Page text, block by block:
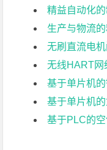
精益自动化
生产与物流
无刷直流电机闭
无线HART网
基于单片机
基于单片机的
基于PLC的